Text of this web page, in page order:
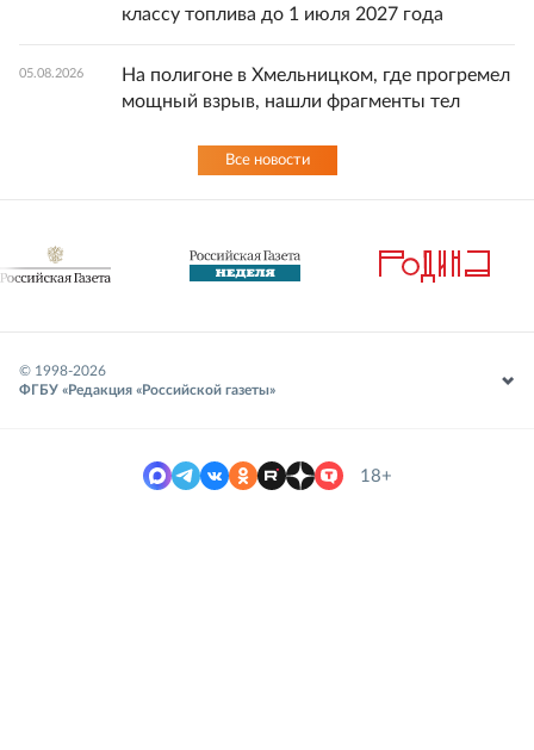
классу топлива до 1 июля 2027 года
05.08.2026
На полигоне в Хмельницком, где прогремел
мощный взрыв, нашли фрагменты тел
Все новости
© 1998-2026
ФГБУ «Редакция «Российской газеты»
18+